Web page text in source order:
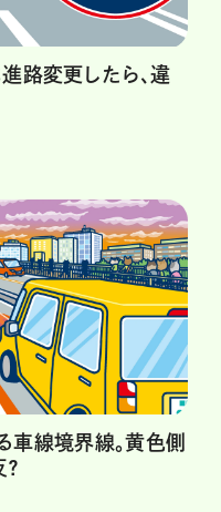
路変更したら、違
車線境界線。黄色側